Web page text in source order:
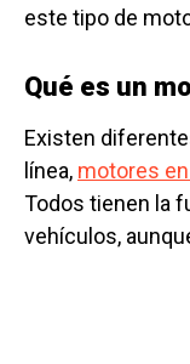
este tipo de
Qué es un
Existen
línea, motores en
Todos tienen la
vehículos,